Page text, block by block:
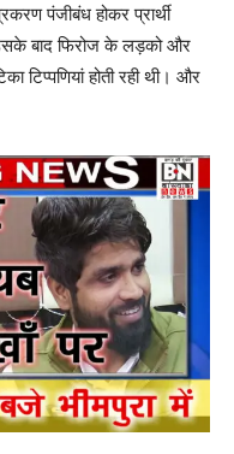
पंजीबंध होकर प्रार्थी
बाद फिरोज के लड़को और
टिप्पणियां होती रही थी। और